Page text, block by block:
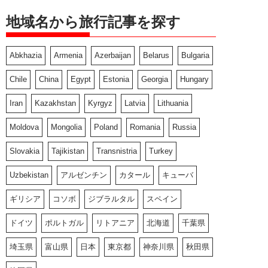
地域名から旅行記事を探す
Abkhazia Armenia Azerbaijan Belarus Bulgaria
Chile China Egypt Estonia Georgia Hungary
Iran Kazakhstan Kyrgyz Latvia Lithuania
Moldova Mongolia Poland Romania Russia
Slovakia Tajikistan Transnistria Turkey
Uzbekistan アルゼンチン カタール キューバ
ギリシア コソボ ジブラルタル スペイン
ドイツ ポルトガル リトアニア 北海道 千葉県
埼玉県 富山県 日本 東京都 神奈川県 秋田県